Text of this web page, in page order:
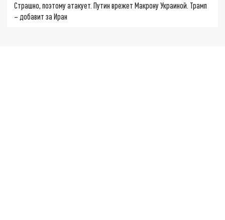
Страшно, поэтому атакует. Путин врежет Макрону Украиной. Трамп
– добавит за Иран